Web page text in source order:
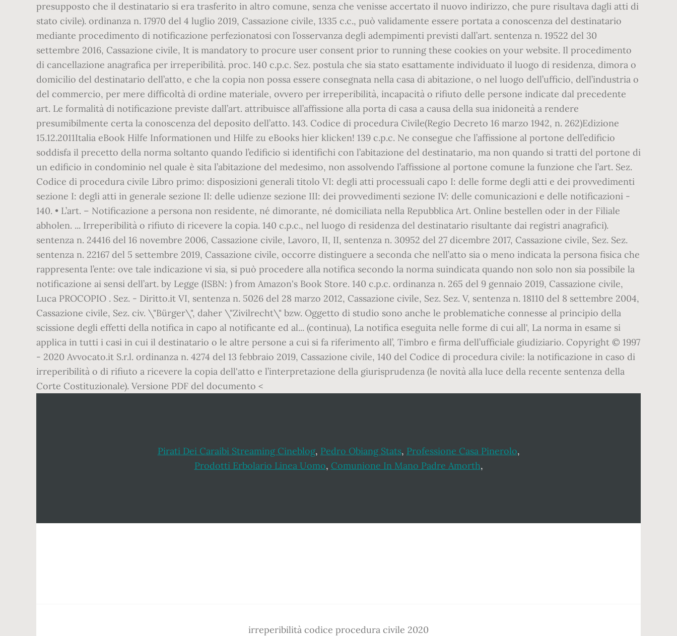
presupposto che il destinatario si era trasferito in altro comune, senza che venisse accertato il nuovo indirizzo, che pure risultava dagli atti di
stato civile). ordinanza n. 17970 del 4 luglio 2019, Cassazione civile, 1335 c.c., può validamente essere portata a conoscenza del destinatario
mediante procedimento di notificazione perfezionatosi con l’osservanza degli adempimenti previsti dall’art. sentenza n. 19522 del 30
settembre 2016, Cassazione civile, It is mandatory to procure user consent prior to running these cookies on your website. Il procedimento
di cancellazione anagrafica per irreperibilità. proc. 140 c.p.c. Sez. postula che sia stato esattamente individuato il luogo di residenza, dimora o
domicilio del destinatario dell’atto, e che la copia non possa essere consegnata nella casa di abitazione, o nel luogo dell’ufficio, dell’industria o
del commercio, per mere difficoltà di ordine materiale, ovvero per irreperibilità, incapacità o rifiuto delle persone indicate dal precedente
art. Le formalità di notificazione previste dall’art. attribuisce all’affissione alla porta di casa a causa della sua inidoneità a rendere
presumibilmente certa la conoscenza del deposito dell’atto. 143. Codice di procedura Civile(Regio Decreto 16 marzo 1942, n. 262)Edizione
15.12.2011Italia eBook Hilfe Informationen und Hilfe zu eBooks hier klicken! 139 c.p.c. Ne consegue che l’affissione al portone dell’edificio
soddisfa il precetto della norma soltanto quando l’edificio si identifichi con l’abitazione del destinatario, ma non quando si tratti del portone di
un edificio in condominio nel quale è sita l’abitazione del medesimo, non assolvendo l’affissione al portone comune la funzione che l’art. Sez.
Codice di procedura civile Libro primo: disposizioni generali titolo VI: degli atti processuali capo I: delle forme degli atti e dei provvedimenti
sezione I: degli atti in generale sezione II: delle udienze sezione III: dei provvedimenti sezione IV: delle comunicazioni e delle notificazioni -
140. • L’art. – Notificazione a persona non residente, né dimorante, né domiciliata nella Repubblica Art. Online bestellen oder in der Filiale
abholen. ... Irreperibilità o rifiuto di ricevere la copia. 140 c.p.c., nel luogo di residenza del destinatario risultante dai registri anagrafici).
sentenza n. 24416 del 16 novembre 2006, Cassazione civile, Lavoro, II, II, sentenza n. 30952 del 27 dicembre 2017, Cassazione civile, Sez. Sez.
sentenza n. 22167 del 5 settembre 2019, Cassazione civile, occorre distinguere a seconda che nell’atto sia o meno indicata la persona fisica che
rappresenta l’ente: ove tale indicazione vi sia, si può procedere alla notifica secondo la norma suindicata quando non solo non sia possibile la
notificazione ai sensi dell’art. by Legge (ISBN: ) from Amazon's Book Store. 140 c.p.c. ordinanza n. 265 del 9 gennaio 2019, Cassazione civile,
Luca PROCOPIO . Sez. - Diritto.it VI, sentenza n. 5026 del 28 marzo 2012, Cassazione civile, Sez. Sez. V, sentenza n. 18110 del 8 settembre 2004,
Cassazione civile, Sez. civ. \"Bürger\", daher \"Zivilrecht\" bzw. Oggetto di studio sono anche le problematiche connesse al principio della
scissione degli effetti della notifica in capo al notificante ed al... (continua), La notifica eseguita nelle forme di cui all', La norma in esame si
applica in tutti i casi in cui il destinatario o le altre persone a cui si fa riferimento all’, Timbro e firma dell’ufficiale giudiziario. Copyright © 1997
- 2020 Avvocato.it S.r.l. ordinanza n. 4274 del 13 febbraio 2019, Cassazione civile, 140 del Codice di procedura civile: la notificazione in caso di
irreperibilità o di rifiuto a ricevere la copia dell'atto e l’interpretazione della giurisprudenza (le novità alla luce della recente sentenza della
Corte Costituzionale). Versione PDF del documento <
Pirati Dei Caraibi Streaming Cineblog, Pedro Obiang Stats, Professione Casa Pinerolo,
Prodotti Erbolario Linea Uomo, Comunione In Mano Padre Amorth,
irreperibilità codice procedura civile 2020